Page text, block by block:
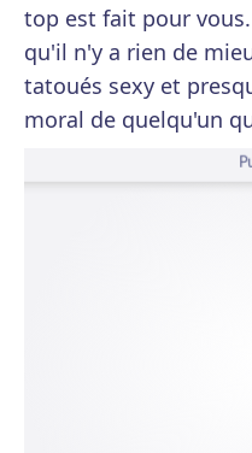
top est fait pour
qu'il n'y a rien de
tatoués sexy et
moral de quelqu'un